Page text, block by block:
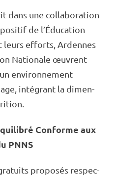
dans une colla­­­bo­­­ra­­­tion
de l’Édu­­ca­­­tion
leurs efforts, Ardennes
Natio­­­nale œuvrent
envi­­­ron­­­ne­­­ment
inté­­­grant la dimen­­­
Conforme aux
PNNS
propo­­­sés respec­­­